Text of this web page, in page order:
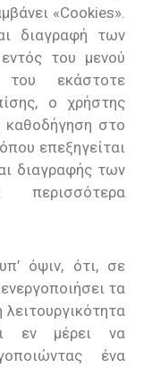
«Cookies».
διαγραφή των
του μενού
εκάστοτε
ο χρήστης
καθοδήγηση στο
επεξηγείται
διαγραφής των
όψιν, ότι, σε
τα
εν μέρει να
ένα